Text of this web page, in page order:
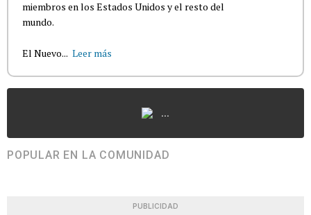
miembros en los Estados Unidos y el resto del
mundo.
El Nuevo... Leer más
...
POPULAR EN LA COMUNIDAD
PUBLICIDAD